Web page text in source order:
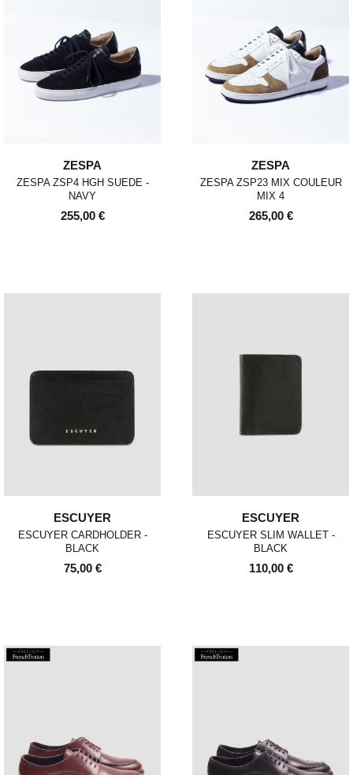
ZESPA
ZESPA ZSP4 HGH SUEDE -
NAVY
255,00 €
ZESPA
ZESPA ZSP23 MIX COULEUR
MIX 4
265,00 €
ESCUYER
ESCUYER CARDHOLDER -
BLACK
75,00 €
ESCUYER
ESCUYER SLIM WALLET -
BLACK
110,00 €